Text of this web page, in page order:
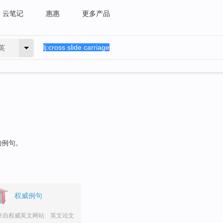
云笔记 惠惠 更多产品
句。
权威例句
自权威英文网站、英文论文